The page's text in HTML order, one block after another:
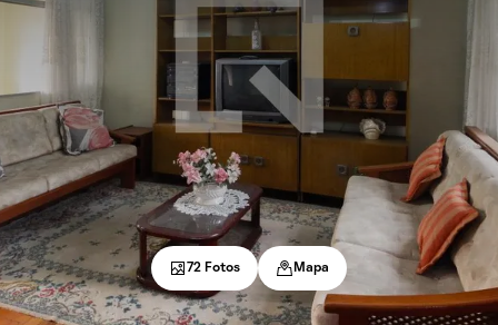
72 Fotos Mapa